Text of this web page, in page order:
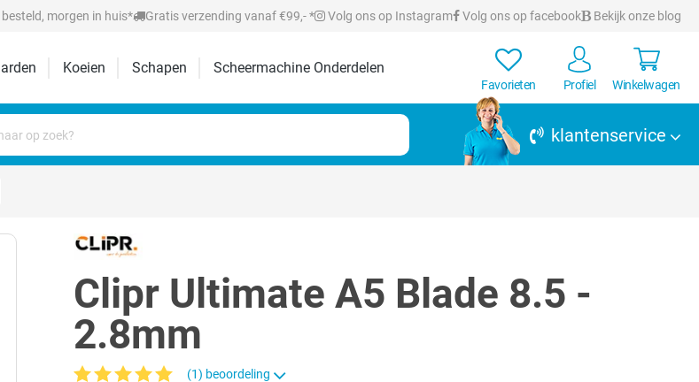
morgen in huis* Gratis verzending vanaf €99,- * Volg ons op Instagram Volg ons op facebook Bekijk onze blog
Koeien Schapen Scheermachine Onderdelen
Favorieten Profiel Winkelwagen
klantenservice
Clipr Ultimate A5 Blade 8.5 -
2.8mm
(1) beoordeling